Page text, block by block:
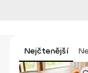
Nejčtenější